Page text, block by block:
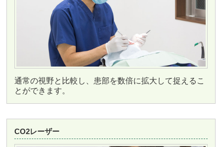
通常の視野と比較し、患部を数倍に拡大して捉えるこ
とができます。
CO2レーザー